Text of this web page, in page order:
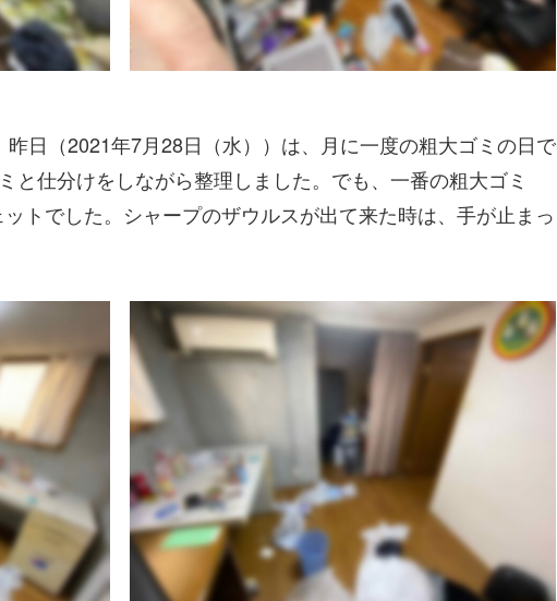
日（2021年7月28日（水））は、月に一度の粗大ゴミの日で
と仕分けをしながら整理しました。でも、一番の粗大ゴミ
トでした。シャープのザウルスが出て来た時は、手が止まっ